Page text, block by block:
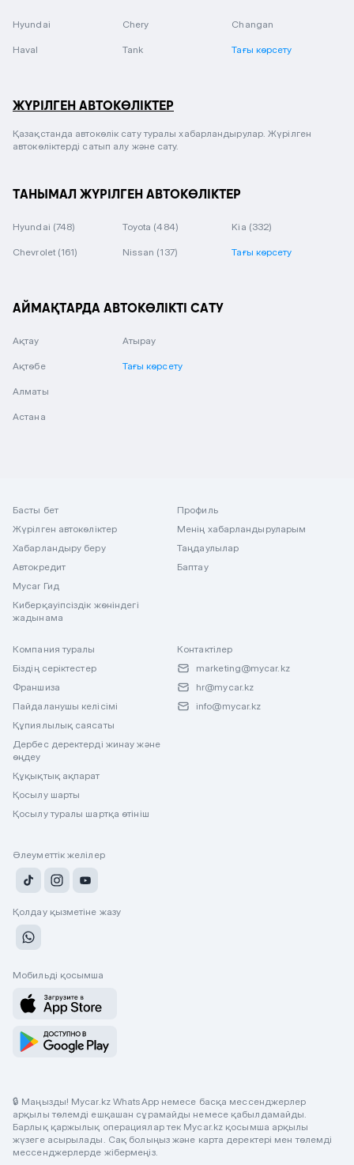
Hyundai Chery Changan
Haval Tank Тағы көрсету
ЖҮРІЛГЕН АВТОКӨЛІКТЕР
Қазақстанда автокөлік сату туралы хабарландырулар. Жүрілген
автокөліктерді сатып алу және сату.
ТАНЫМАЛ ЖҮРІЛГЕН АВТОКӨЛІКТЕР
Hyundai (748) Toyota (484) Kia (332)
Chevrolet (161) Nissan (137) Тағы көрсету
АЙМАҚТАРДА АВТОКӨЛІКТІ САТУ
Ақтау
Ақтөбе
Алматы
Астана
Атырау
Тағы көрсету
Басты бет
Жүрілген автокөліктер
Хабарландыру беру
Автокредит
Mycar Гид
Киберқауіпсіздік жөніндегі
жадынама
Профиль
Менің хабарландыруларым
Таңдаулылар
Баптау
Компания туралы
Біздің серіктестер
Франшиза
Пайдаланушы келісімі
Құпиялылық саясаты
Дербес деректерді жинау және
өңдеу
Құқықтық ақпарат
Қосылу шарты
Қосылу туралы шартқа өтініш
Контактілер
marketing@mycar.kz
hr@mycar.kz
info@mycar.kz
Әлеуметтік желілер
Қолдау қызметіне жазу
Мобильді қосымша
🔒 Маңызды! Mycar.kz WhatsApp немесе басқа мессенджерлер
арқылы төлемді ешқашан сұрамайды немесе қабылдамайды.
Барлық қаржылық операциялар тек Mycar.kz қосымша арқылы
жүзеге асырылады. Сақ болыңыз және карта деректері мен төлемді
мессенджерлерде жібермеңіз.